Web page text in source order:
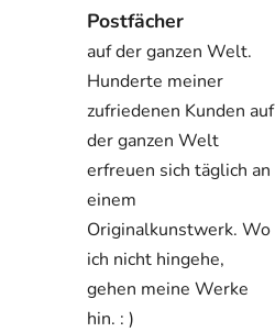
Postfächer
auf der ganzen Welt.
Hunderte meiner
zufriedenen Kunden auf
der ganzen Welt
erfreuen sich täglich an
einem
Originalkunstwerk. Wo
ich nicht hingehe,
gehen meine Werke
hin. : )